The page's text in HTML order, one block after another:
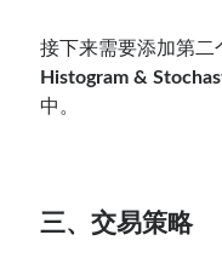
接下来需要添加第二
Histogram &
中。
三、交易策略